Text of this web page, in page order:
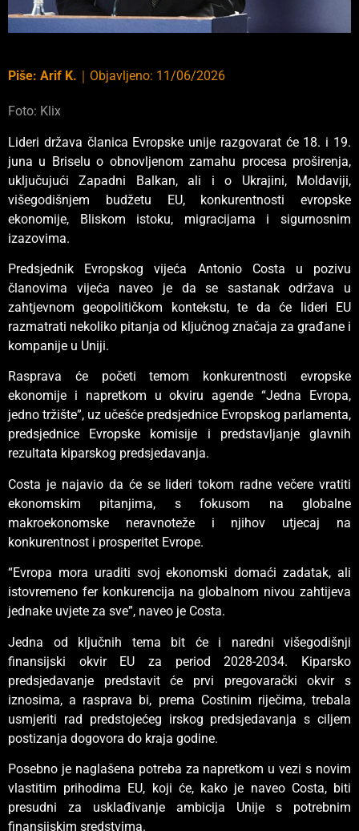
Piše: Arif K. Objavljeno: 11/06/2026
Foto: Klix
Lideri država članica Evropske unije razgovarat će 18. i 19.
juna u Briselu o obnovljenom zamahu procesa proširenja,
uključujući Zapadni Balkan, ali i o Ukrajini, Moldaviji,
višegodišnjem budžetu EU, konkurentnosti evropske
ekonomije, Bliskom istoku, migracijama i sigurnosnim
izazovima.
Predsjednik Evropskog vijeća Antonio Costa u pozivu
članovima vijeća naveo je da se sastanak održava u
zahtjevnom geopolitičkom kontekstu, te da će lideri EU
razmatrati nekoliko pitanja od ključnog značaja za građane i
kompanije u Uniji.
Rasprava će početi temom konkurentnosti evropske
ekonomije i napretkom u okviru agende “Jedna Evropa,
jedno tržište”, uz učešće predsjednice Evropskog parlamenta,
predsjednice Evropske komisije i predstavljanje glavnih
rezultata kiparskog predsjedavanja.
Costa je najavio da će se lideri tokom radne večere vratiti
ekonomskim pitanjima, s fokusom na globalne
makroekonomske neravnoteže i njihov utjecaj na
konkurentnost i prosperitet Evrope.
“Evropa mora uraditi svoj ekonomski domaći zadatak, ali
istovremeno fer konkurencija na globalnom nivou zahtijeva
jednake uvjete za sve”, naveo je Costa.
Jedna od ključnih tema bit će i naredni višegodišnji
finansijski okvir EU za period 2028-2034. Kiparsko
predsjedavanje predstavit će prvi pregovarački okvir s
iznosima, a rasprava bi, prema Costinim riječima, trebala
usmjeriti rad predstojećeg irskog predsjedavanja s ciljem
postizanja dogovora do kraja godine.
Posebno je naglašena potreba za napretkom u vezi s novim
vlastitim prihodima EU, koji će, kako je naveo Costa, biti
presudni za usklađivanje ambicija Unije s potrebnim
finansijskim sredstvima.